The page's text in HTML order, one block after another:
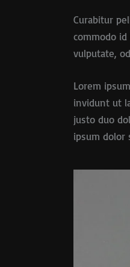
Curabitur
commodo
vulputate,
Lorem
invidunt ut
justo duo
ipsum dolor